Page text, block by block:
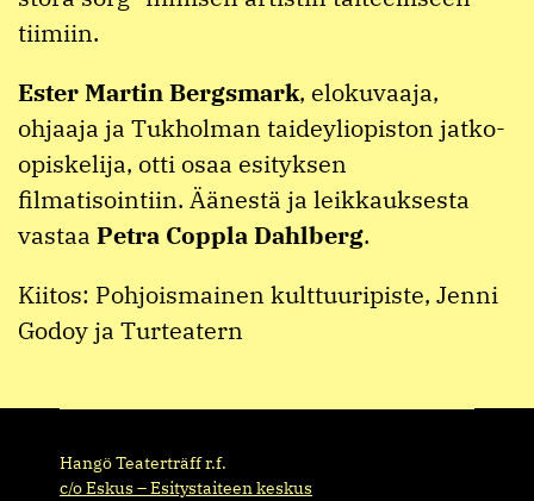
tiimiin.
Ester Martin Bergsmark, elokuvaaja,
ohjaaja ja Tukholman taideyliopiston jatko-
opiskelija, otti osaa esityksen
filmatisointiin. Äänestä ja leikkauksesta
vastaa Petra Coppla Dahlberg.
Kiitos: Pohjoismainen kulttuuripiste, Jenni
Godoy ja Turteatern
Hangö Teaterträff r.f.
c/o Eskus – Esitystaiteen keskus